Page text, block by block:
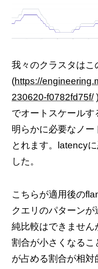
我々のクラスタはこ
(https://
230620-f0782fd75f/
でオートスケールす
明らかに必要なノ
とれます。latency
した。
こちらが適用後の
クエリのパターン
純比較はできませ
割合が小さくなる
が占める割合が相対